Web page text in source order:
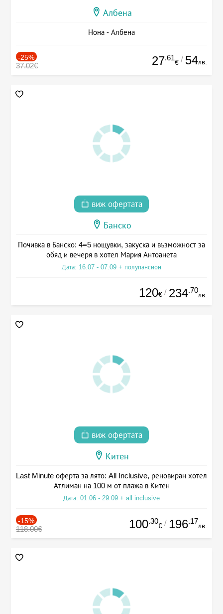
Албена
Нона - Албена
-25%
37.02€ 27.61
€ / 54лв.
виж офертата
Банско
Почивка в Банско: 4=5 нощувки, закуска и възможност за
обяд и вечеря в хотел Мария Антоанета
Дата: 16.07 - 07.09 + полупансион
120€ / 234.70
лв.
виж офертата
Китен
Last Minute оферта за лято: All Inclusive, реновиран хотел
Атлиман на 100 м от плажа в Китен
Дата: 01.06 - 29.09 + all inclusive
-15%
118.00€ 100.30
€ / 196.17
лв.